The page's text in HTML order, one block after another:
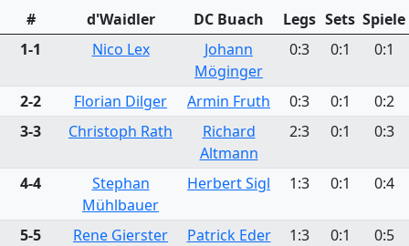
# d'Waidler DC Buach Legs Sets Spiele
1-1
Nico Lex
Johann
Möginger
0:3 0:1 0:1
2-2 Florian Dilger Armin Fruth 0:3 0:1
0:2
3-3
Christoph Rath
Richard
Altmann
2:3 0:1 0:3
4-4
Stephan
Mühlbauer
Herbert Sigl 1:3 0:1 0:4
5-5 Rene Gierster Patrick Eder 1:3 0:1
0:5